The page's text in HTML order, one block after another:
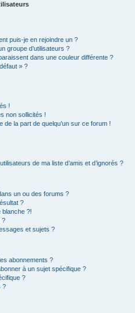
puis-je en rejoindre un ?
groupe d’utilisateurs ?
dans une couleur différente ?
» ?
!
non sollicités !
de la part de quelqu’un sur ce forum !
de ma liste d’amis et d’ignorés ?
un ou des forums ?
?
blanche ?!
?
et sujets ?
abonnements ?
à un sujet spécifique ?
?
?